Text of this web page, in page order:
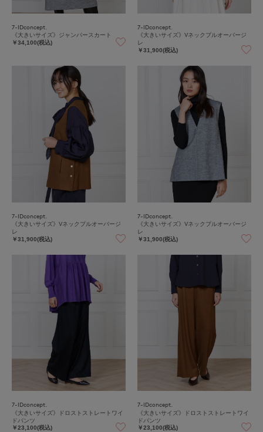
7-IDconcept.
《大きいサイズ》ジャンパースカート
￥34,100(税込)
7-IDconcept.
《大きいサイズ》Vネックプルオーバージ
レ
￥31,900(税込)
7-IDconcept.
《大きいサイズ》Vネックプルオーバージ
レ
￥31,900(税込)
7-IDconcept.
《大きいサイズ》Vネックプルオーバージ
レ
￥31,900(税込)
7-IDconcept.
《大きいサイズ》ドロストストレートワイ
ドパンツ
￥23,100(税込)
7-IDconcept.
《大きいサイズ》ドロストストレートワイ
ドパンツ
￥23,100(税込)